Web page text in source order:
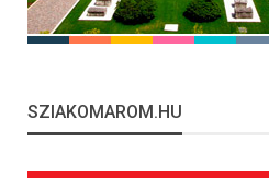
SZIAKOMAROM.HU